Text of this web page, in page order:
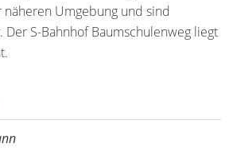
Umgebung und sind
S-Bahnhof Baumschulenweg liegt